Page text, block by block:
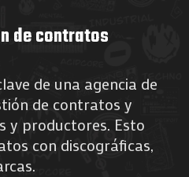
de contratos
de una agencia de
de contratos y
y productores. Esto
con discográficas,